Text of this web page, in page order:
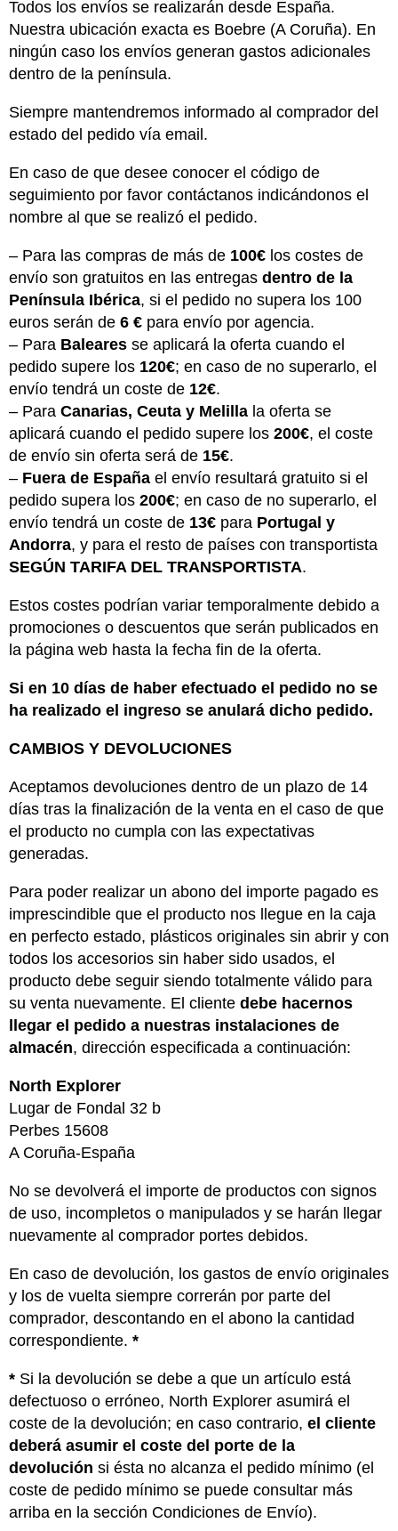
Todos los envíos se realizarán desde España.
Nuestra ubicación exacta es Boebre (A Coruña). En
ningún caso los envíos generan gastos adicionales
dentro de la península.
Siempre mantendremos informado al comprador del
estado del pedido vía email.
En caso de que desee conocer el código de
seguimiento por favor contáctanos indicándonos el
nombre al que se realizó el pedido.
– Para las compras de más de 100€ los costes de
envío son gratuitos en las entregas dentro de la
Península Ibérica, si el pedido no supera los 100
euros serán de 6 € para envío por agencia.
– Para Baleares se aplicará la oferta cuando el
pedido supere los 120€; en caso de no superarlo, el
envío tendrá un coste de 12€.
– Para Canarias, Ceuta y Melilla la oferta se
aplicará cuando el pedido supere los 200€, el coste
de envío sin oferta será de 15€.
– Fuera de España el envío resultará gratuito si el
pedido supera los 200€; en caso de no superarlo, el
envío tendrá un coste de 13€ para Portugal y
Andorra, y para el resto de países con transportista
SEGÚN TARIFA DEL TRANSPORTISTA.
Estos costes podrían variar temporalmente debido a
promociones o descuentos que serán publicados en
la página web hasta la fecha fin de la oferta.
Si en 10 días de haber efectuado el pedido no se
ha realizado el ingreso se anulará dicho pedido.
CAMBIOS Y DEVOLUCIONES
Aceptamos devoluciones dentro de un plazo de 14
días tras la finalización de la venta en el caso de que
el producto no cumpla con las expectativas
generadas.
Para poder realizar un abono del importe pagado es
imprescindible que el producto nos llegue en la caja
en perfecto estado, plásticos originales sin abrir y con
todos los accesorios sin haber sido usados, el
producto debe seguir siendo totalmente válido para
su venta nuevamente. El cliente debe hacernos
llegar el pedido a nuestras instalaciones de
almacén, dirección especificada a continuación:
North Explorer
Lugar de Fondal 32 b
Perbes 15608
A Coruña-España
No se devolverá el importe de productos con signos
de uso, incompletos o manipulados y se harán llegar
nuevamente al comprador portes debidos.
En caso de devolución, los gastos de envío originales
y los de vuelta siempre correrán por parte del
comprador, descontando en el abono la cantidad
correspondiente. *
* Si la devolución se debe a que un artículo está
defectuoso o erróneo, North Explorer asumirá el
coste de la devolución; en caso contrario, el cliente
deberá asumir el coste del porte de la
devolución si ésta no alcanza el pedido mínimo (el
coste de pedido mínimo se puede consultar más
arriba en la sección Condiciones de Envío).